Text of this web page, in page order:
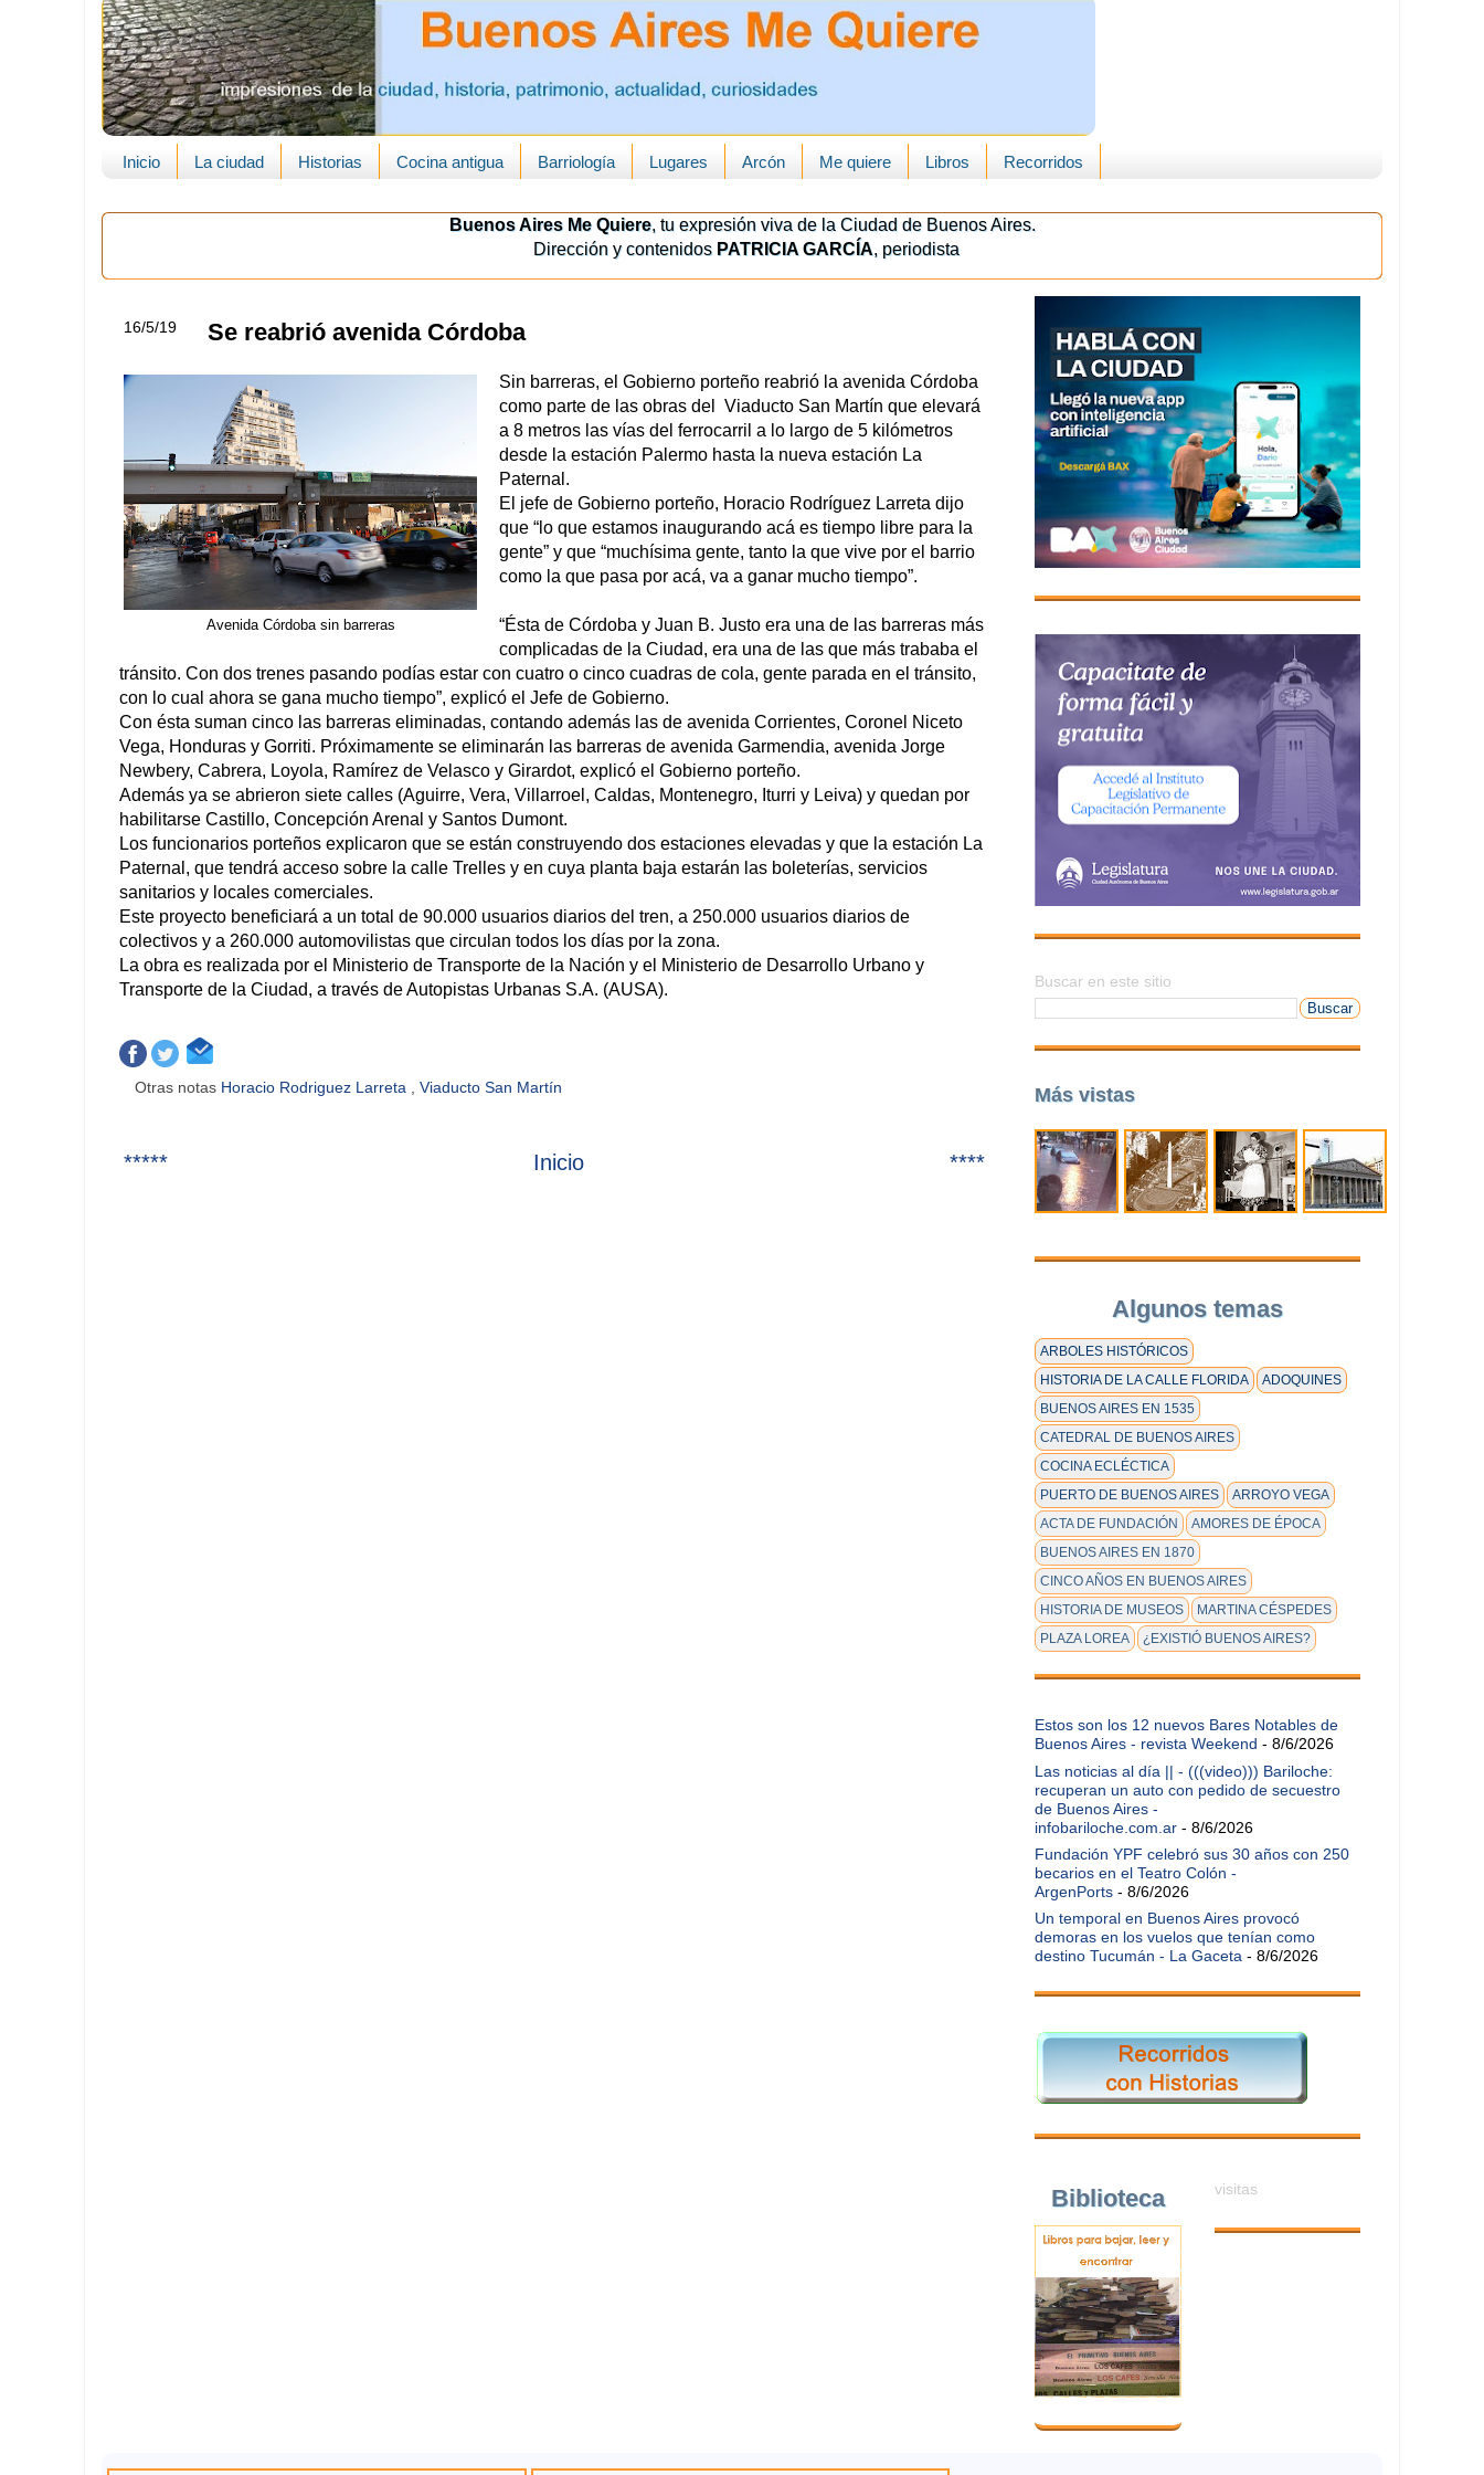
Inicio La ciudad Historias Cocina antigua Barriología Lugares Arcón Me quiere Libros Recorridos
Buenos Aires Me Quiere, tu expresión viva de la Ciudad de Buenos Aires.
Dirección y contenidos PATRICIA GARCÍA, periodista
16/5/19 Se reabrió avenida Córdoba
Avenida Córdoba sin barreras
Sin barreras, el Gobierno porteño reabrió la avenida Córdoba
como parte de las obras del Viaducto San Martín que elevará
a 8 metros las vías del ferrocarril a lo largo de 5 kilómetros
desde la estación Palermo hasta la nueva estación La
Paternal.
El jefe de Gobierno porteño, Horacio Rodríguez Larreta dijo
que “lo que estamos inaugurando acá es tiempo libre para la
gente” y que “muchísima gente, tanto la que vive por el barrio
como la que pasa por acá, va a ganar mucho tiempo”.
“Ésta de Córdoba y Juan B. Justo era una de las barreras más
complicadas de la Ciudad, era una de las que más trababa el
tránsito. Con dos trenes pasando podías estar con cuatro o cinco cuadras de cola, gente parada en el tránsito,
con lo cual ahora se gana mucho tiempo”, explicó el Jefe de Gobierno.
Con ésta suman cinco las barreras eliminadas, contando además las de avenida Corrientes, Coronel Niceto
Vega, Honduras y Gorriti. Próximamente se eliminarán las barreras de avenida Garmendia, avenida Jorge
Newbery, Cabrera, Loyola, Ramírez de Velasco y Girardot, explicó el Gobierno porteño.
Además ya se abrieron siete calles (Aguirre, Vera, Villarroel, Caldas, Montenegro, Iturri y Leiva) y quedan por
habilitarse Castillo, Concepción Arenal y Santos Dumont.
Los funcionarios porteños explicaron que se están construyendo dos estaciones elevadas y que la estación La
Paternal, que tendrá acceso sobre la calle Trelles y en cuya planta baja estarán las boleterías, servicios
sanitarios y locales comerciales.
Este proyecto beneficiará a un total de 90.000 usuarios diarios del tren, a 250.000 usuarios diarios de
colectivos y a 260.000 automovilistas que circulan todos los días por la zona.
La obra es realizada por el Ministerio de Transporte de la Nación y el Ministerio de Desarrollo Urbano y
Transporte de la Ciudad, a través de Autopistas Urbanas S.A. (AUSA).
Otras notas Horacio Rodriguez Larreta ,Viaducto San Martín
***** ****
Inicio
Buscar en este sitio
Más vistas
Algunos temas
ARBOLES HISTÓRICOS
HISTORIA DE LA CALLE FLORIDA
ADOQUINES
BUENOS AIRES EN 1535
CATEDRAL DE BUENOS AIRES
COCINA ECLÉCTICA
PUERTO DE BUENOS AIRES
ARROYO VEGA
ACTA DE FUNDACIÓN
AMORES DE ÉPOCA
BUENOS AIRES EN 1870
CINCO AÑOS EN BUENOS AIRES
HISTORIA DE MUSEOS
MARTINA CÉSPEDES
PLAZA LOREA
¿EXISTIÓ BUENOS AIRES?
Estos son los 12 nuevos Bares Notables de
Buenos Aires - revista Weekend - 8/6/2026
Las noticias al día || - (((video))) Bariloche:
recuperan un auto con pedido de secuestro
de Buenos Aires -
infobariloche.com.ar - 8/6/2026
Fundación YPF celebró sus 30 años con 250
becarios en el Teatro Colón -
ArgenPorts - 8/6/2026
Un temporal en Buenos Aires provocó
demoras en los vuelos que tenían como
destino Tucumán - La Gaceta - 8/6/2026
Biblioteca visitas